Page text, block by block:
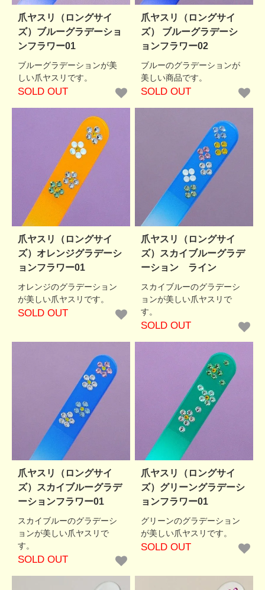
爪ヤスリ（ロングサイ
ズ）ブルーグラデーショ
ンフラワー01
ブルーグラデーションが美
しい爪ヤスリです。
SOLD OUT
爪ヤスリ（ロングサイ
ズ） ブルーグラデーシ
ョンフラワー02
ブルーのグラデーションが
美しい商品です。
SOLD OUT
爪ヤスリ（ロングサイ
ズ）オレンジグラデーシ
ョンフラワー01
オレンジのグラデーション
が美しい爪ヤスリです。
SOLD OUT
爪ヤスリ（ロングサイ
ズ）スカイブルーグラデ
ーション ライン
スカイブルーのグラデーシ
ョンが美しい爪ヤスリで
す。
SOLD OUT
爪ヤスリ（ロングサイ
ズ）スカイブルーグラデ
ーションフラワー01
スカイブルーのグラデーシ
ョンが美しい爪ヤスリで
す。
SOLD OUT
爪ヤスリ（ロングサイ
ズ）グリーングラデーシ
ョンフラワー01
グリーンのグラデーション
が美しい爪ヤスリです。
SOLD OUT